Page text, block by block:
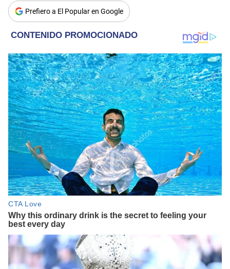
Prefiero a El Popular en Google